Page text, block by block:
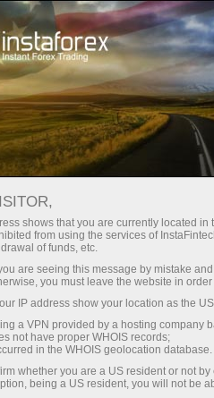
สำหรับเทรดเดอร์
เงื่อนไ
USDCAD
1.3943 (%) 07 Aug 2026
Buy
1.3943
shows that you are currently located
from using the services of
of funds, etc.
are seeing this message by mistake
you must leave the website in
IP address show your location as the
a VPN provided by a hosting company
not have proper WHOIS records;
in the WHOIS geolocation database.
whether you are a US resident or not
being a US resident, you will not be